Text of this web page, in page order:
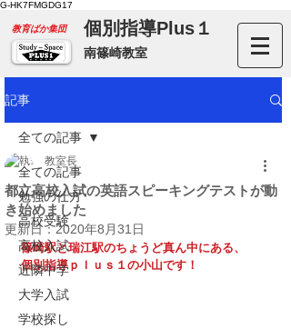
G-HK7FMGDG17
​教育ばか集団 個別指導Plus１
南篠崎教室
記事
全ての記事
勉強の仕方
高校受験
高校入試
近隣中学
大学入試
学校探し
全ての記事
都立高校入試の英語スピーキングテストが動
き始めました
教室長
更新日：2020年8月31日
篠崎駅と瑞江駅のちょうど真ん中にある、
個別指導ｐｌｕｓ１の小山です！